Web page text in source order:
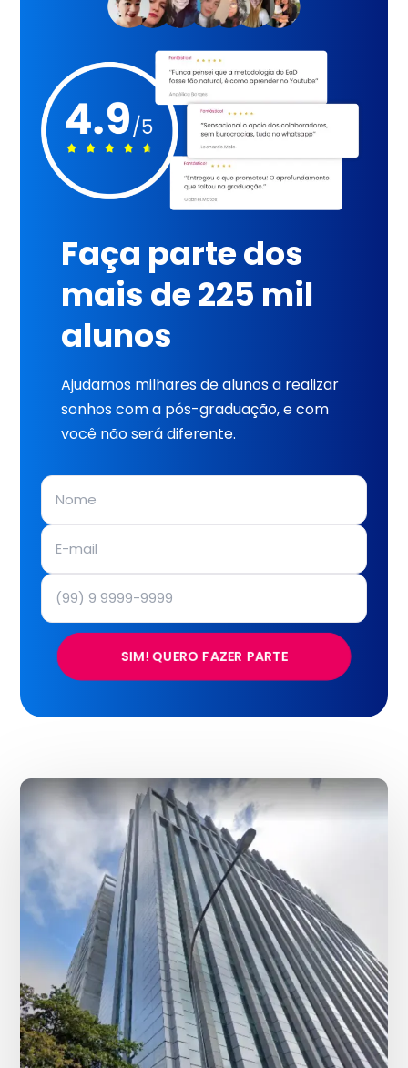
Faça parte dos
mais de 225 mil
alunos
Ajudamos milhares de alunos a realizar
sonhos com a pós-graduação, e com
você não será diferente.
SIM! QUERO FAZER PARTE